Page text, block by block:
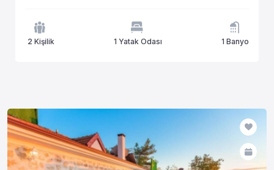
2 Kişilik 1 Yatak Odası 1 Banyo